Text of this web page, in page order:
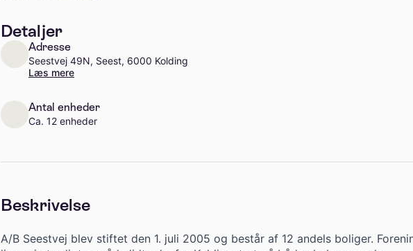
Detaljer
Adresse
Seestvej 49N, Seest, 6000 Kolding
Læs mere
Antal enheder
Ca. 12 enheder
Beskrivelse
A/B Seestvej blev stiftet den 1. juli 2005 og består af 12 andels boliger.